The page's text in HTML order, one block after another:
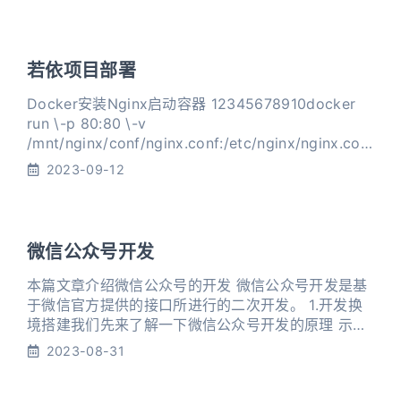
若依项目部署
Docker安装Nginx启动容器 12345678910docker
run \-p 80:80 \-v
/mnt/nginx/conf/nginx.conf:/etc/nginx/nginx.con
f \-v /mnt/nginx/conf/conf.d:/etc/nginx/conf.d \-
2023-09-12
微信公众号开发
本篇文章介绍微信公众号的开发 微信公众号开发是基
于微信官方提供的接口所进行的二次开发。 1.开发换
境搭建我们先来了解一下微信公众号开发的原理 示意
图 当我们在微信公众号后台发送消息时，数据会转发 2023-08-31